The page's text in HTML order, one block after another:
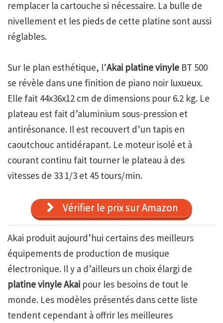
remplacer la cartouche si nécessaire. La bulle de
nivellement et les pieds de cette platine sont aussi
réglables.
Sur le plan esthétique, l’Akai platine vinyle BT 500
se révèle dans une finition de piano noir luxueux.
Elle fait 44x36x12 cm de dimensions pour 6.2 kg. Le
plateau est fait d’aluminium sous-pression et
antirésonance. Il est recouvert d’un tapis en
caoutchouc antidérapant. Le moteur isolé et à
courant continu fait tourner le plateau à des
vitesses de 33 1/3 et 45 tours/min.
Vérifier le prix sur Amazon
Akai produit aujourd’hui certains des meilleurs
équipements de production de musique
électronique. Il y a d’ailleurs un choix élargi de
platine vinyle Akai pour les besoins de tout le
monde. Les modèles présentés dans cette liste
tendent cependant à offrir les meilleures